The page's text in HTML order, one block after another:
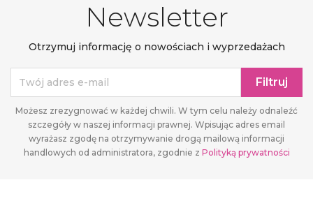
Newsletter
Otrzymuj informację o nowościach i wyprzedażach
Możesz zrezygnować w każdej chwili. W tym celu należy odnaleźć
szczegóły w naszej informacji prawnej. Wpisując adres email
wyrażasz zgodę na otrzymywanie drogą mailową informacji
handlowych od administratora, zgodnie z Polityką prywatności